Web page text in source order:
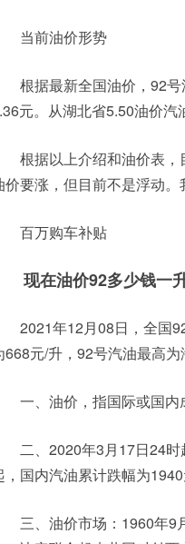
当前油价形势
根据最新全国油价，92
元。从湖北省5.50油价汽
根据以上介绍和油价表
价要涨，但目前不是浮动。
百万购车补贴
现在油价92多少钱一
2021年12月08日，全国
668元/升，92号汽油最高
一、油价，指国际或国内
二、2020年3月17日24
，国内汽油累计跌幅为
三、油价市场：1960年9